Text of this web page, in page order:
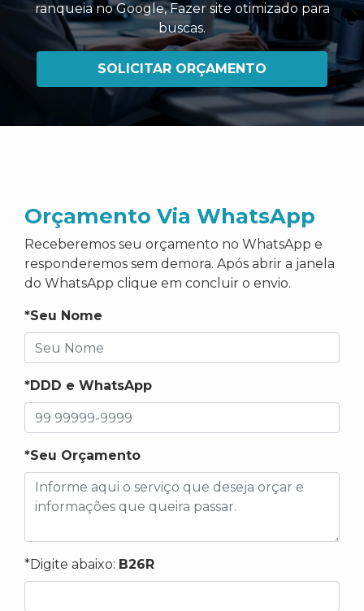
ranqueia no Google,Fazer site otimizado para
buscas.
SOLICITAR ORÇAMENTO
Orçamento Via WhatsApp
Receberemos seu orçamento no WhatsApp e
responderemos sem demora. Após abrir a janela
do WhatsApp clique em concluir o envio.
*Seu Nome
*DDD e WhatsApp
*Seu Orçamento
*Digite abaixo: B26R